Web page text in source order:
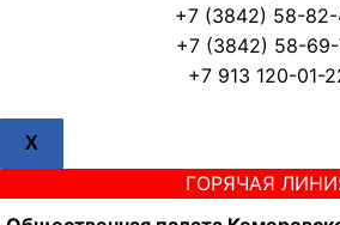
+7 (3842) 58-
+7 (3842) 58-
+7 913 120-01-
X
ГОРЯЧАЯ